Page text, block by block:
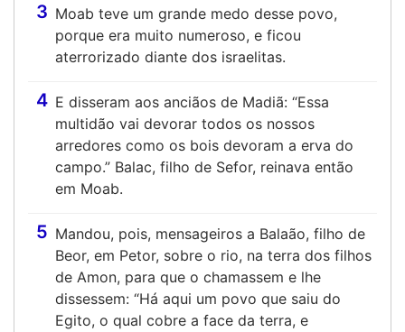
3 Moab teve um grande medo desse povo,
porque era muito numeroso, e ficou
aterrorizado diante dos israelitas.
4 E disseram aos anciãos de Madiã: “Essa
multidão vai devorar todos os nossos
arredores como os bois devoram a erva do
campo.” Balac, filho de Sefor, reinava então
em Moab.
5 Mandou, pois, mensageiros a Balaão, filho de
Beor, em Petor, sobre o rio, na terra dos filhos
de Amon, para que o chamassem e lhe
dissessem: “Há aqui um povo que saiu do
Egito, o qual cobre a face da terra, e